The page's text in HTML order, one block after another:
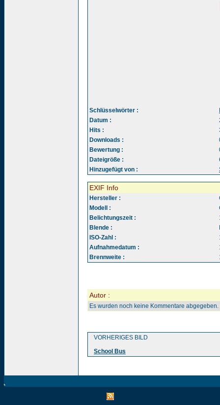
Schlüsselwörter :
Datum :
Hits :
Downloads :
Bewertung :
Dateigröße :
Hinzugefügt von :
EXIF Info
Hersteller :
Modell :
Belichtungszeit :
Blende :
ISO-Zahl :
Aufnahmedatum :
Brennweite :
Autor :
Es wurden noch keine Kommentare abgegeben.
VORHERIGES BILD
School Bus